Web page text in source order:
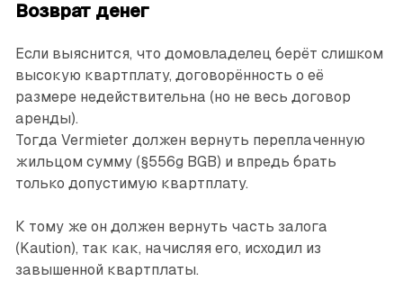
Возврат денег
Если выяснится, что домовладелец берёт слишком
высокую квартплату, договорённость о её
размере недействительна (но не весь договор
аренды).
Тогда Vermieter должен вернуть переплаченную
жильцом сумму (§556g BGB) и впредь брать
только допустимую квартплату.
К тому же он должен вернуть часть залога
(Kaution), так как, начисляя его, исходил из
завышенной квартплаты.